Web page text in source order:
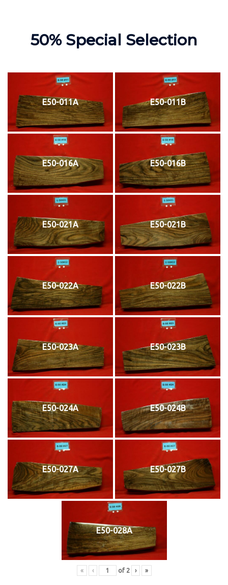
50% Special Selection
E50-011A E50-011B
E50-016A E50-016B
E50-021A E50-021B
E50-022A E50-022B
E50-023A E50-023B
E50-024A E50-024B
E50-027A E50-027B
E50-028A
« ‹ of 2 › »